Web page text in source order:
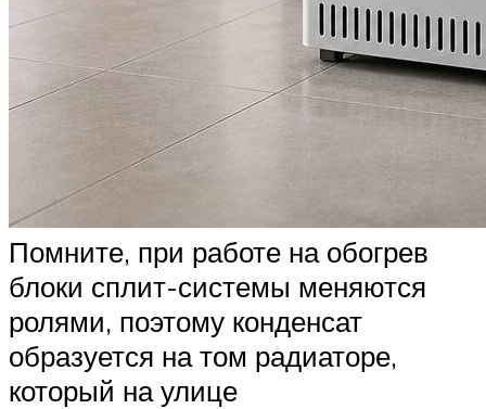
Помните, при работе на обогрев
блоки сплит-системы меняются
ролями, поэтому конденсат
образуется на том радиаторе,
который на улице